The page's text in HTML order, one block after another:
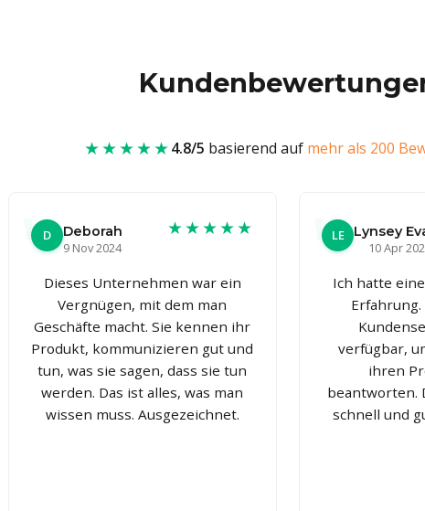
★★★★★4.8/5 basierend auf mehr als 200
D
Deborah
9 Nov 2024
★★★★★
Dieses Unternehmen war ein
Vergnügen, mit dem man
Geschäfte macht. Sie kennen ihr
Produkt, kommunizieren gut und
tun, was sie sagen, dass sie tun
werden. Das ist alles, was man
wissen muss. Ausgezeichnet.
LE
Lynsey
10 Apr
Ich hatte
verfügbar,
ihren
beantworten.
schnell und